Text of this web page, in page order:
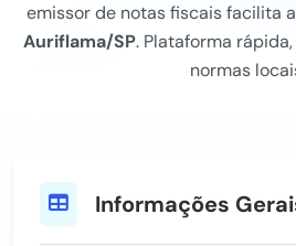
emissor de notas fiscais facilita
Auriflama/SP. Plataforma
normas
Informações